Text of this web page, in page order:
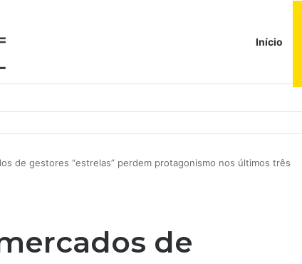
Início
ao corredor de brinquedos
de gestores “estrelas” perdem protagonismo nos últimos três
de